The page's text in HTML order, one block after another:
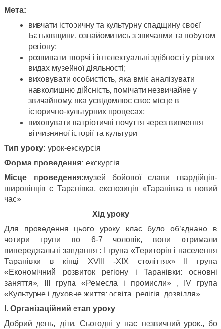
Мета:
вивчати історичну та культурну спадщину своєї
Батьківщини, ознайомитись з звичаями та побутом
регіону;
розвивати творчі і інтелектуальні здібності у різних
видах музейної діяльності;
виховувати особистість, яка вміє аналізувати
навколишню дійсність, помічати незвичайне у
звичайному, яка усвідомлює своє місце в
історично-культурних процесах;
виховувати патріотичні почуття через вивчення
вітчизняної історії та культури
Тип уроку: урок-екскурсія
Форма проведення: екскурсія
Місце проведення:музей бойової слави гвардійців-
широнінців с Таранівка, експозиція «Таранівка в новий
час»
Хід уроку
Для проведення цього уроку клас було об’єднано в
чотири групи по 6-7 чоловік, вони отримали
випереджальні завдання : І група «Територія і населення
Таранівки в кінці ХVІІІ -ХІХ століттях» ІІ група
«Економічний розвиток регіону і Таранівки: основні
заняття», ІІІ група «Ремесла і промисли» , ІV група
«Культурне і духовне життя: освіта, релігія, дозвілля»
І. Організаційний етап уроку
Добрий день, діти. Сьогодні у нас незвичний урок., бо